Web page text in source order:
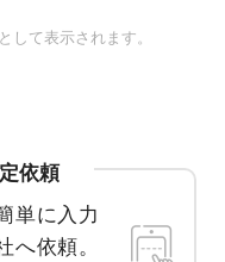
して表示されます。
依頼
単に入力
へ依頼。